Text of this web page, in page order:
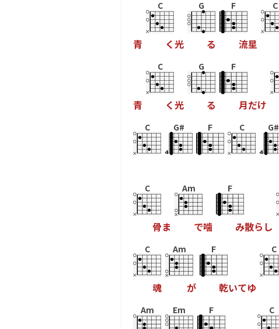
青
C
く光
G
る
F
流星
C
青
C
く光
G
る
F
月だけ
C G# F C G#
C
骨ま
Am
で噛
F
み散ら し
C
魂
Am
が
F
乾いてゆ
C
Am Em F C